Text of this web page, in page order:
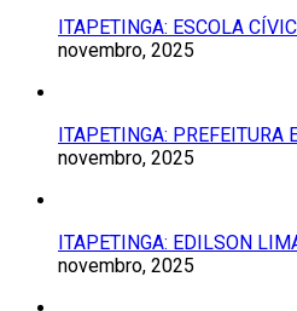
ITAPETINGA: ESCOLA
novembro, 2025
ITAPETINGA: PREFEITURA
novembro, 2025
ITAPETINGA: EDILSON
novembro, 2025